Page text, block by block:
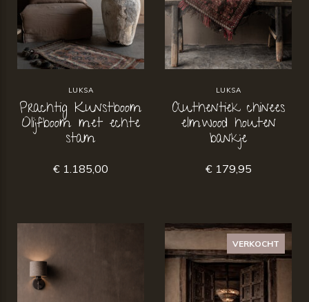
LUKSA
Prachtig Kunstboom
Olijfboom met echte
stam
€ 1.185,00
LUKSA
Authentiek chinees
elmwood houten
bankje
€ 179,95
VERKOCHT